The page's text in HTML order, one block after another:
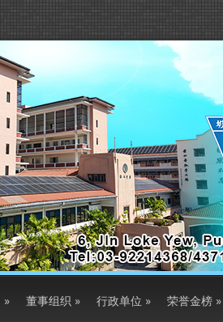
» 董事组织 » 行政单位 » 荣誉金榜 »